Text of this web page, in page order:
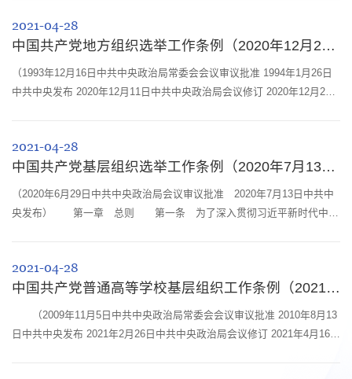
共产党章程》，制定本条例。 第二条 党员权利保障坚持以马克思列
宁主义、毛泽东思想、邓小平理论、“三个代表”重要思想、科学发展观、
习近平新时代中国...
2021-04-28
中国共产党地方组织选举工作条例（2020年12月28日发布）
（1993年12月16日中共中央政治局常委会会议审议批准 1994年1月26日
中共中央发布 2020年12月11日中共中央政治局会议修订 2020年12月28
组织路线，坚持和加强党的全面领导，坚持党要管党、全面从严治党，健
全党的民主集中制，完善党内选举制度，加强党的地方组织建设，提高党
的执政能力和领导...
2021-04-28
中国共产党基层组织选举工作条例（2020年7月13日发布）
（2020年6月29日中共中央政治局会议审议批准 2020年7月13日中共中
央发布） 第一章 总则 第一条 为了深入贯彻习近平新时代中国
民主集中制，完善党内选举制度，增强基层党组织政治功能，提升基层党
组织组织力，根据《中国共产党章程》和有关党内法规，制定本条
例。 第二条 本条...
2021-04-28
中国共产党普通高等学校基层组织工作条例（2021年4月16日发布）
（2009年11月5日中共中央政治局常委会会议审议批准 2010年8月13
日中共中央发布 2021年2月26日中共中央政治局会议修订 2021年4月16日